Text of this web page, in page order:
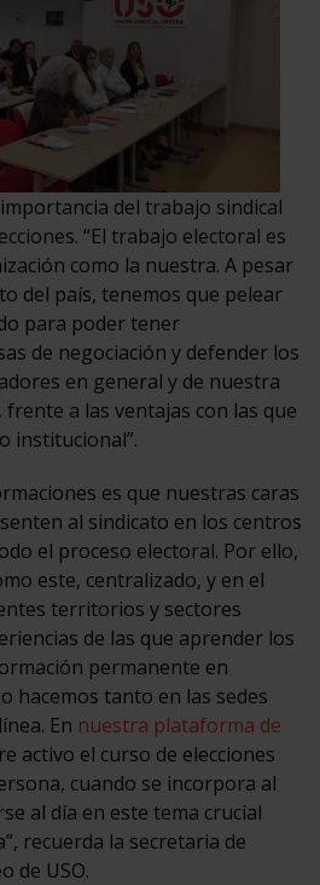
del trabajo sindical
“El trabajo electoral es
como la nuestra. A pesar
del país, tenemos que pelear
para poder tener
de negociación y defender los
en general y de nuestra
a las ventajas con las que
institucional”.
es que nuestras caras
al sindicato en los centros
el proceso electoral. Por ello,
este, centralizado, y en el
territorios y sectores
de las que aprender los
permanente en
hacemos tanto en las sedes
En nuestra plataforma de
activo el curso de elecciones
cuando se incorpora al
al día en este tema crucial
recuerda la secretaria de
de USO.